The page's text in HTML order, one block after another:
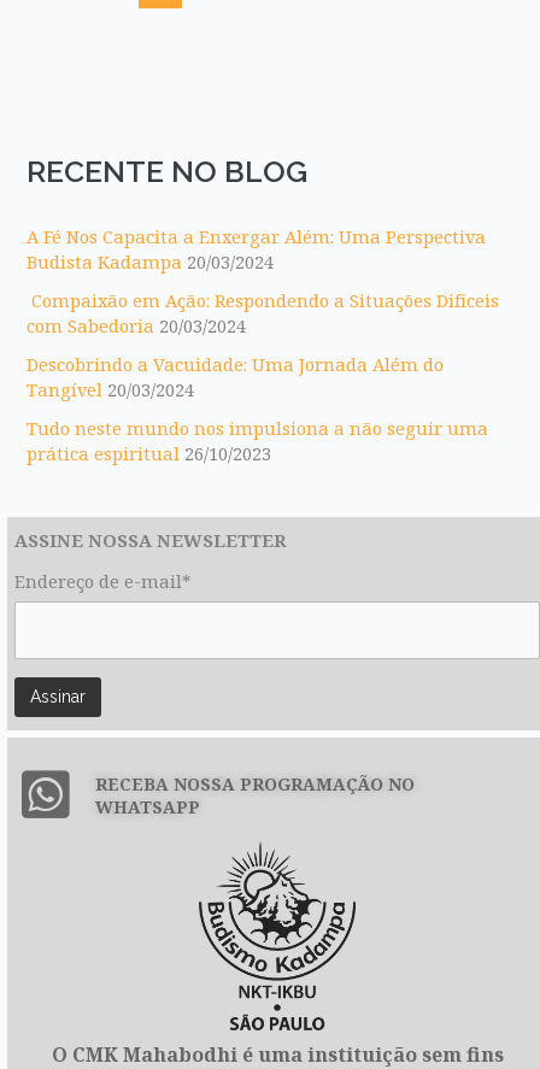
RECENTE NO BLOG
A Fé Nos Capacita a Enxergar Além: Uma Perspectiva
Budista Kadampa 20/03/2024
Compaixão em Ação: Respondendo a Situações Difíceis
com Sabedoria 20/03/2024
Descobrindo a Vacuidade: Uma Jornada Além do
Tangível 20/03/2024
Tudo neste mundo nos impulsiona a não seguir uma
prática espiritual 26/10/2023
ASSINE NOSSA NEWSLETTER
Endereço de e-mail*
RECEBA NOSSA PROGRAMAÇÃO NO
WHATSAPP
O CMK Mahabodhi é uma instituição sem fins